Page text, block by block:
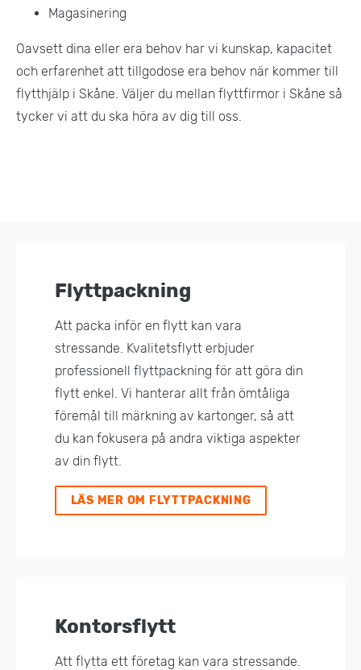
Magasinering
Oavsett dina eller era behov har vi kunskap, kapacitet
och erfarenhet att tillgodose era behov när kommer till
flytthjälp i Skåne. Väljer du mellan flyttfirmor i Skåne så
tycker vi att du ska höra av dig till oss.
Flyttpackning
Att packa inför en flytt kan vara
stressande. Kvalitetsflytt erbjuder
professionell flyttpackning för att göra din
flytt enkel. Vi hanterar allt från ömtåliga
föremål till märkning av kartonger, så att
du kan fokusera på andra viktiga aspekter
av din flytt.
LÄS MER OM FLYTTPACKNING
Kontorsflytt
Att flytta ett företag kan vara stressande.